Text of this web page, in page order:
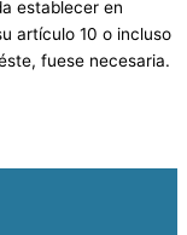
establecer en
artículo 10 o incluso
fuese necesaria.